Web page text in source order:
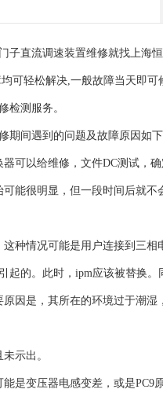
门子直流调速装置维修就找上海
可轻松解决,一般故障当天即
检测服务。
修期间遇到的问题及故障原因如
可以给维修，文件DC测试，
能很明显，但一段时间后就
种情况可能是用户连接到三
起的。此时，ipm应该被替换
因是，其所在的环境过于潮
示出。
是变压器电感变差，或是PC9